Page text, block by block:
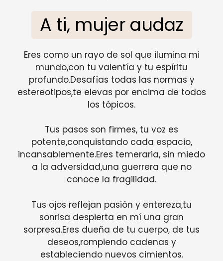
A ti, mujer audaz
Eres como un rayo de sol que ilumina mi
mundo,con tu valentía y tu espíritu
profundo.Desafías todas las normas y
estereotipos,te elevas por encima de todos
los tópicos.
Tus pasos son firmes, tu voz es
potente,conquistando cada espacio,
incansablemente.Eres temeraria, sin miedo
a la adversidad,una guerrera que no
conoce la fragilidad.
Tus ojos reflejan pasión y entereza,tu
sonrisa despierta en mí una gran
sorpresa.Eres dueña de tu cuerpo, de tus
deseos,rompiendo cadenas y
estableciendo nuevos cimientos.